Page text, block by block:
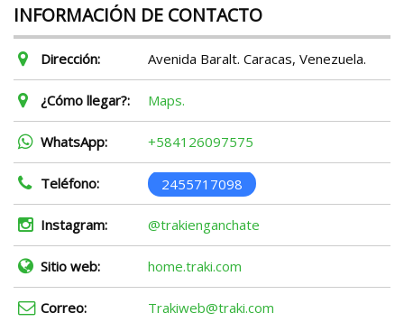
INFORMACIÓN DE CONTACTO
Dirección: Avenida Baralt. Caracas, Venezuela.
¿Cómo llegar?: Maps.
WhatsApp: +584126097575
Teléfono: 2455717098
Instagram: @trakienganchate
Sitio web: home.traki.com
Correo: Trakiweb@traki.com